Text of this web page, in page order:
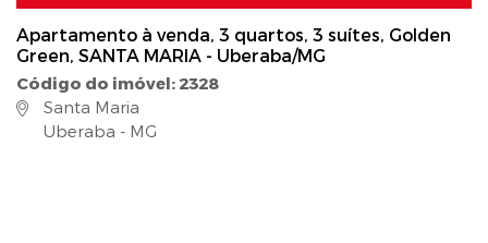
Apartamento à venda, 3 quartos, 3 suítes, Golden
Green, SANTA MARIA - Uberaba/MG
Código do imóvel: 2328
Santa Maria
Uberaba - MG